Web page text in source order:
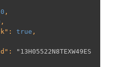
0 ,
,
": true ,
":
"13H05522N8TEXW49ES